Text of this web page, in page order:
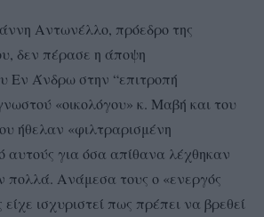
Αντωνέλλο, πρόεδρο της
δεν πέρασε η άποψη
Εν Άνδρω στην “επιτροπή
«οικολόγου» κ. Μαβή και του
ήθελαν «φιλτραρισμένη
αυτούς για όσα απίθανα λέχθηκαν
πολλά. Ανάμεσα τους ο «ενεργός
ισχυριστεί πως πρέπει να βρεθεί